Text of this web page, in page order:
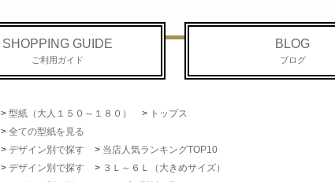
SHOPPING GUIDE
ご利用ガイド
BLOG
ブログ
> 型紙（大人１５０～１８０） > トップス
> 全ての型紙を見る
> デザイン別で探す > 当店人気ランキングTOP10
> デザイン別で探す > ３Ｌ～６Ｌ（大きめサイズ）